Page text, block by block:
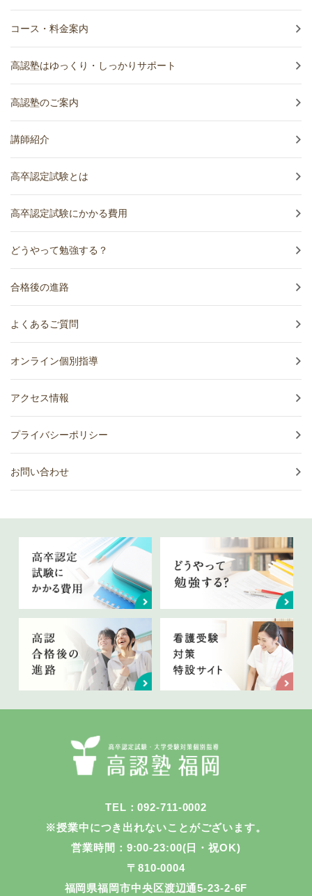
コース・料金案内
高認塾はゆっくり・しっかりサポート
高認塾のご案内
講師紹介
高卒認定試験とは
高卒認定試験にかかる費用
どうやって勉強する？
合格後の進路
よくあるご質問
オンライン個別指導
アクセス情報
プライバシーポリシー
お問い合わせ
TEL：092-711-0002
※授業中につき出れないことがございます。
営業時間：9:00-23:00(日・祝OK)
〒810-0004
福岡県福岡市中央区渡辺通5-23-2-6F